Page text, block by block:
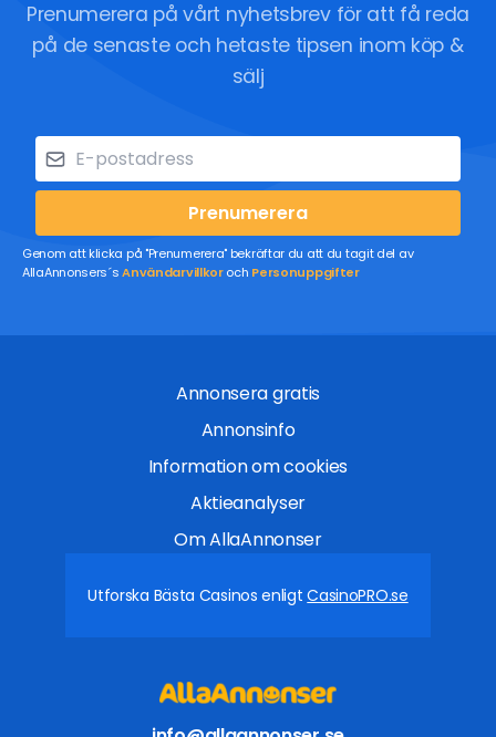
Prenumerera på vårt nyhetsbrev för att få reda
på de senaste och hetaste tipsen inom köp &
sälj
Prenumerera
Genom att klicka på "Prenumerera" bekräftar du att du tagit del av
AllaAnnonsers´sAnvändarvillkoroch Personuppgifter
Annonsera gratis
Annonsinfo
Information om cookies
Aktieanalyser
Om AllaAnnonser
Utforska Bästa Casinos enligtCasinoPRO.se